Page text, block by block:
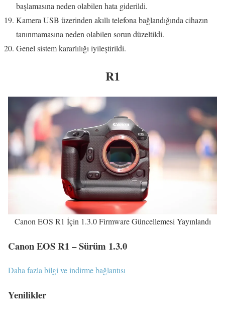
başlamasına neden olabilen hata giderildi.
Kamera USB üzerinden akıllı telefona bağlandığında cihazın
tanınmamasına neden olabilen sorun düzeltildi.
Genel sistem kararlılığı iyileştirildi.
R1
Canon EOS R1 İçin 1.3.0 Firmware Güncellemesi Yayınlandı
Canon EOS R1 – Sürüm 1.3.0
Daha fazla bilgi ve indirme bağlantısı
Yenilikler